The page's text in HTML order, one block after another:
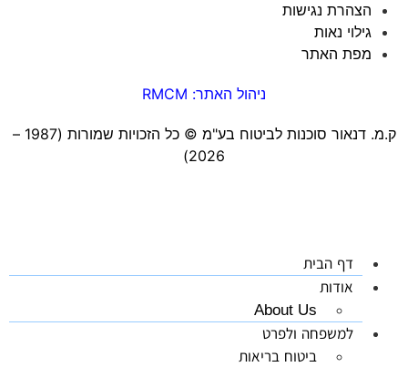
הצהרת נגישות
גילוי נאות
מפת האתר
ניהול האתר: RMCM
ק.מ. דנאור סוכנות לביטוח בע"מ ©️ כל הזכויות שמורות (1987 –
2026)
דף הבית
אודות
About Us
למשפחה ולפרט
ביטוח בריאות